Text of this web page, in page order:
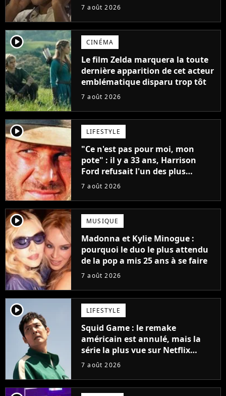
7 août 2026
player2 CINÉMA
Le film Zelda marquera la toute
dernière apparition de cet acteur
emblématique disparu trop tôt
7 août 2026
player2 LIFESTYLE
"Ce n'est pas pour moi, mon
pote" : il y a 33 ans, Harrison
Ford refusait l'un des plus
grands succès de tous les temps
7 août 2026
player2 MUSIQUE
Madonna et Kylie Minogue :
pourquoi le duo le plus attendu
de la pop a mis 25 ans à se faire
7 août 2026
player2 LIFESTYLE
Squid Game : le remake
américain est annulé, mais la
série la plus vue sur Netflix
pourrait avoir une version
7 août 2026